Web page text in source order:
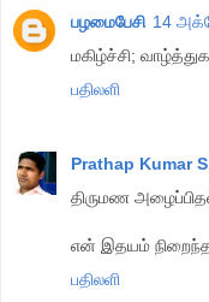
பழமைபேசி 14
மகிழ்ச்சி;
பதிலளி
Prathap Kumar
திருமண
என் இதயம்
பதிலளி